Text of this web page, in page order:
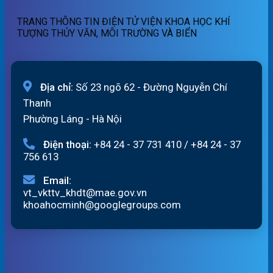
ngày
05/08/2026
TRANG THÔNG TIN ĐIỆN TỬ VIỆN KHOA HỌC KHÍ
TƯỢNG THỦY VĂN, MÔI TRƯỜNG VÀ BIỂN
Địa chỉ: Số 23 ngõ 62 - Đường Nguyễn Chí
Thanh
Phường Láng - Hà Nội
Điện thoại: +84 24 - 37 731 410 / +84 24 - 37
756 613
Email:
vt_vkttv_khdt@mae.gov.vn
khoahocminh@googlegroups.com